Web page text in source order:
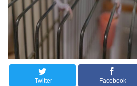
Twitter Facebook